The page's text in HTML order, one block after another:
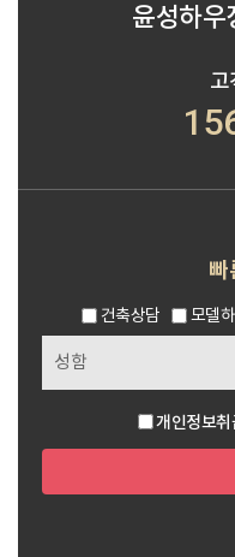
윤성하우
고
빠
건축상담 모델
개인정보취